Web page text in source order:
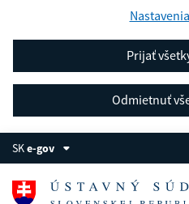
Prijať
Odmietnuť
SKe-gov